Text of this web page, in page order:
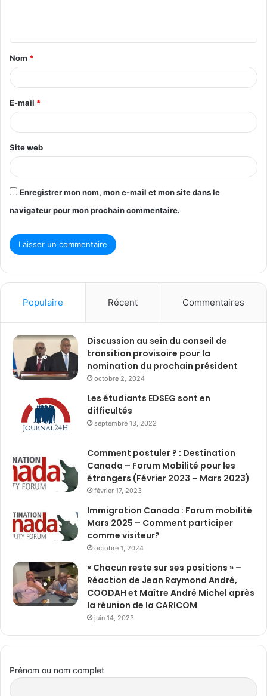
t
a
e
*
Nom *
E-mail *
Site web
Enregistrer mon nom, mon e-mail et mon site dans le
navigateur pour mon prochain commentaire.
Populaire Récent Commentaires
Discussion au sein du conseil de
transition provisoire pour la
nomination du prochain président
octobre 2, 2024
Les étudiants EDSEG sont en
difficultés
septembre 13, 2022
Comment postuler ? : Destination
Canada – Forum Mobilité pour les
étrangers (Février 2023 – Mars 2023)
février 17, 2023
Immigration Canada : Forum mobilité
Mars 2025 – Comment participer
comme visiteur?
octobre 1, 2024
« Chacun reste sur ses positions » –
Réaction de Jean Raymond André,
COODAH et Maître André Michel après
la réunion de la CARICOM
juin 14, 2023
Prénom ou nom complet